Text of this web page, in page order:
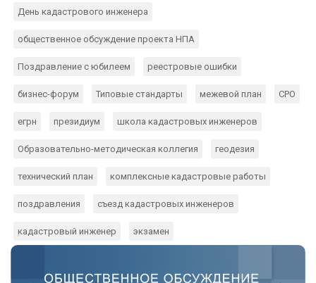
День кадастрового инженера
общественное обсуждение проекта НПА
Поздравление с юбилеем реестровые ошибки
бизнес-форум Типовые стандарты межевой план СРО
егрн президиум школа кадастровых инженеров
Образовательно-методическая коллегия геодезия
технический план комплексные кадастровые работы
поздравления съезд кадастровых инженеров
кадастровый инженер экзамен